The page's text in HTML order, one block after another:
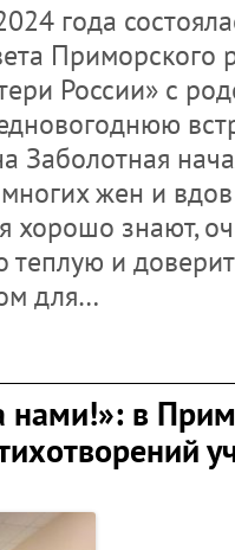
года
Приморского
России» с
Заболотная
жен и
хорошо знают,
теплую и
для…
нами!»: в